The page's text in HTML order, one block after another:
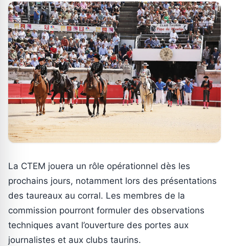
La CTEM jouera un rôle opérationnel dès les
prochains jours, notamment lors des présentations
des taureaux au corral. Les membres de la
commission pourront formuler des observations
techniques avant l’ouverture des portes aux
journalistes et aux clubs taurins.